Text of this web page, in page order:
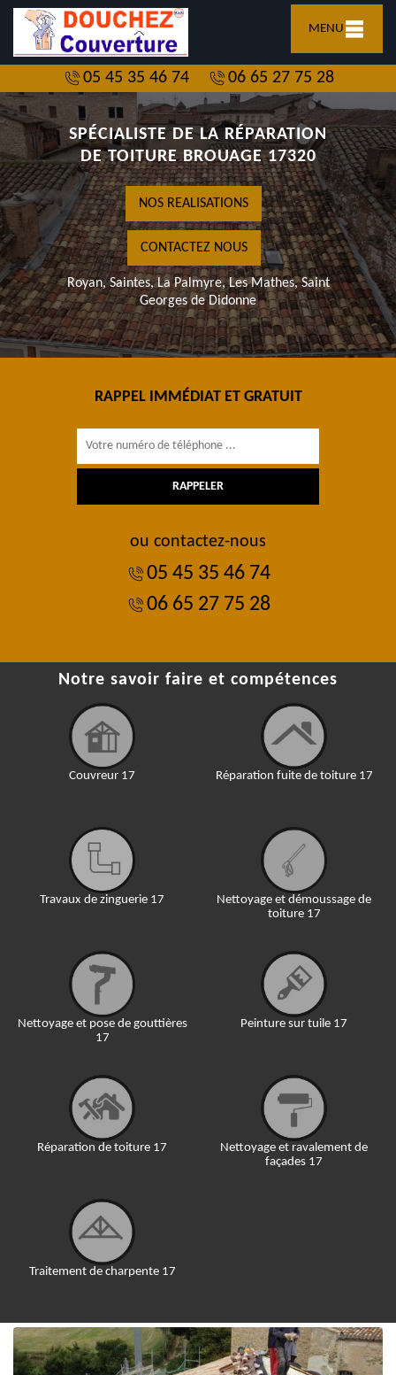
MENU
05 45 35 46 74 06 65 27 75 28
SPÉCIALISTE DE LA RÉPARATION
DE TOITURE BROUAGE 17320
NOS REALISATIONS
CONTACTEZ NOUS
Royan, Saintes, La Palmyre, Les Mathes, Saint
Georges de Didonne
RAPPEL IMMÉDIAT ET GRATUIT
ou contactez-nous
05 45 35 46 74
06 65 27 75 28
Notre savoir faire et compétences
Couvreur 17
Travaux de zinguerie 17
Nettoyage et pose de gouttières
17
Réparation de toiture 17
Traitement de charpente 17
Réparation fuite de toiture 17
Nettoyage et démoussage de
toiture 17
Peinture sur tuile 17
Nettoyage et ravalement de
façades 17